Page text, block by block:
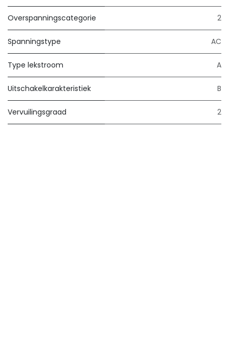
Overspanningscategorie 2
Spanningstype AC
Type lekstroom A
Uitschakelkarakteristiek B
Vervuilingsgraad 2